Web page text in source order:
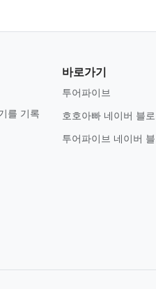
를 기록
바로가기
투어파이브
호호아빠 네이버 블로
투어파이브 네이버